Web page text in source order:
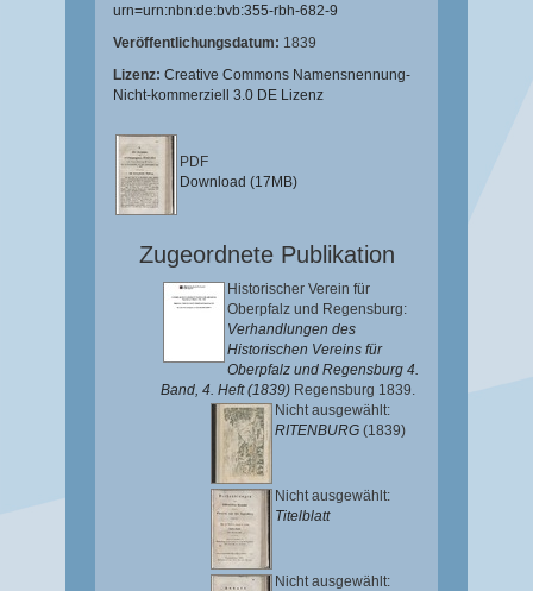
urn=urn:nbn:de:bvb:355-rbh-682-9
Veröffentlichungsdatum: 1839
Lizenz: Creative Commons Namensnennung-
Nicht-kommerziell 3.0 DE Lizenz
PDF
Download (17MB)
Zugeordnete Publikation
Historischer Verein für
Oberpfalz und Regensburg:
Verhandlungen des
Historischen Vereins für
Oberpfalz und Regensburg 4.
Band, 4. Heft (1839) Regensburg 1839.
Nicht ausgewählt:
RITENBURG (1839)
Nicht ausgewählt:
Titelblatt
Nicht ausgewählt: